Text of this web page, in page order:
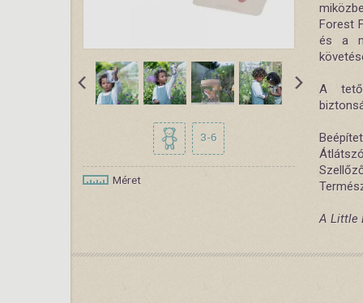
3-6
Méret
Forest
és a
A
A Little